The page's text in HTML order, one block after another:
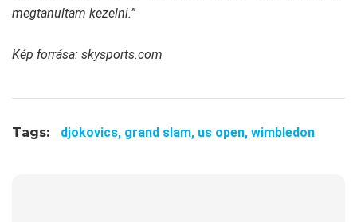
megtanultam kezelni.”
Kép forrása: skysports.com
Tags: djokovics, grand slam, us open, wimbledon